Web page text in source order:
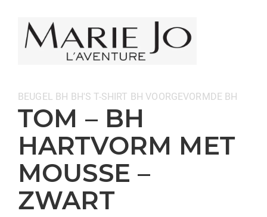
Categorieën:
BEUGEL BH BH'S T-SHIRT BH VOORGEVORMDE BH
TOM – BH
HARTVORM MET
MOUSSE –
ZWART